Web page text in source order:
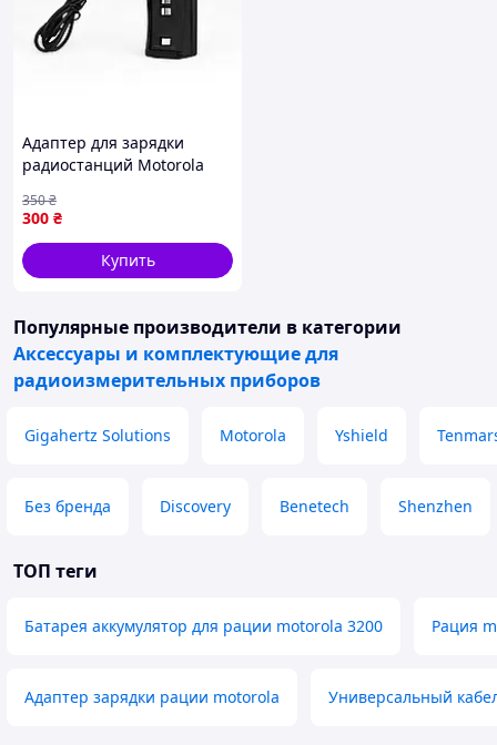
Адаптер для зарядки
радиостанций Motorola
кабелем USB
300 ₴
350₴
Купить
Популярные производители в категории
Аксессуары и комплектующие для
радиоизмерительных приборов
Gigahertz Solutions Motorola Yshield
Без бренда Discovery Benetech Shenzhen
ТОП теги
Батарея аккумулятор для рации motorola 3200 Рация
Адаптер зарядки рации motorola Универсальный